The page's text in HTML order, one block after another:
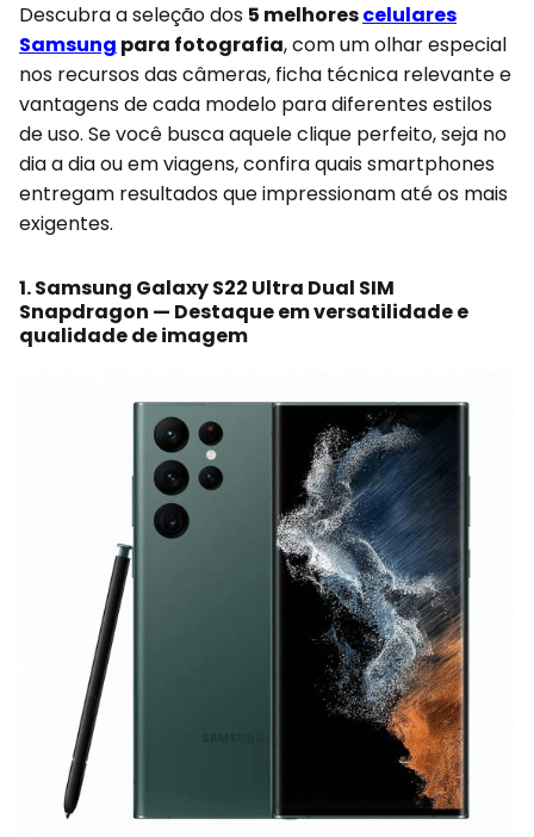
Descubra a seleção dos 5 melhorescelulares
Samsung para fotografia, com um olhar especial
nos recursos das câmeras, ficha técnica relevante e
vantagens de cada modelo para diferentes estilos
de uso. Se você busca aquele clique perfeito, seja no
dia a dia ou em viagens, confira quais smartphones
entregam resultados que impressionam até os mais
exigentes.
1. Samsung Galaxy S22 Ultra Dual SIM
Snapdragon — Destaque em versatilidade e
qualidade de imagem